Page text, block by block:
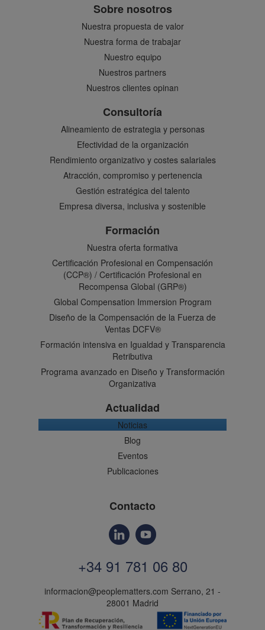
Sobre nosotros
Nuestra propuesta de valor
Nuestra forma de trabajar
Nuestro equipo
Nuestros partners
Nuestros clientes opinan
Consultoría
Alineamiento de estrategia y personas
Efectividad de la organización
Rendimiento organizativo y costes salariales
Atracción, compromiso y pertenencia
Gestión estratégica del talento
Empresa diversa, inclusiva y sostenible
Formación
Nuestra oferta formativa
Certificación Profesional en Compensación
(CCP®) / Certificación Profesional en
Recompensa Global (GRP®)
Global Compensation Immersion Program
Diseño de la Compensación de la Fuerza de
Ventas DCFV®
Formación intensiva en Igualdad y Transparencia
Retributiva
Programa avanzado en Diseño y Transformación
Organizativa
Actualidad
Noticias
Blog
Eventos
Publicaciones
Contacto
+34 91 781 06 80
informacion@peoplematters.com Serrano, 21 -
28001 Madrid